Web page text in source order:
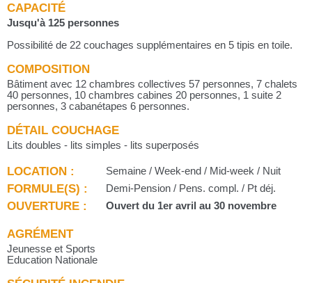
CAPACITÉ
Jusqu'à 125 personnes
Possibilité de 22 couchages supplémentaires en 5 tipis en toile.
COMPOSITION
Bâtiment avec 12 chambres collectives 57 personnes, 7 chalets
40 personnes, 10 chambres cabines 20 personnes, 1 suite 2
personnes, 3 cabanétapes 6 personnes.
DÉTAIL COUCHAGE
Lits doubles - lits simples - lits superposés
LOCATION : Semaine / Week-end / Mid-week / Nuit
FORMULE(S) : Demi-Pension / Pens. compl. / Pt déj.
OUVERTURE : Ouvert du 1er avril au 30 novembre
AGRÉMENT
Jeunesse et Sports
Education Nationale